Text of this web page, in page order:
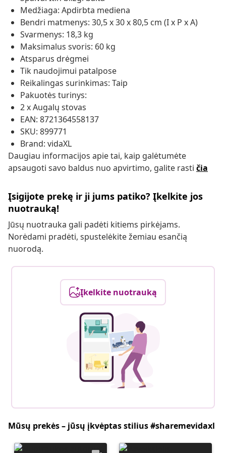
Medžiaga: Apdirbta mediena
Bendri matmenys: 30,5 x 30 x 80,5 cm (I x P x A)
Svarmenys: 18,3 kg
Maksimalus svoris: 60 kg
Atsparus drėgmei
Tik naudojimui patalpose
Reikalingas surinkimas: Taip
Pakuotės turinys:
2 x Augalų stovas
EAN: 8721364558137
SKU: 899771
Brand: vidaXL
Daugiau informacijos apie tai, kaip galėtumėte
apsaugoti savo baldus nuo apvirtimo, galite rasti čia
Įsigijote prekę ir ji jums patiko? Įkelkite jos
nuotrauką!
Jūsų nuotrauka gali padėti kitiems pirkėjams.
Norėdami pradėti, spustelėkite žemiau esančią
nuorodą.
Įkelkite nuotrauką
Mūsų prekės – jūsų įkvėptas stilius #sharemevidaxl